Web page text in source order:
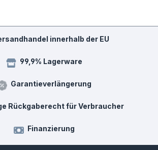
innerhalb der EU
99,9% Lagerware
Garantieverlängerung
Rückgaberecht für Verbraucher
Finanzierung